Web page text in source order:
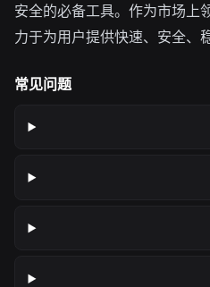
安全的必备工具。作为市场上
力于为用户提供快速、安全、
常见问题